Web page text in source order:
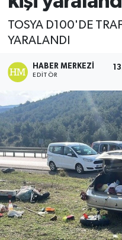
TOSYA D100'DE
YARALANDI
HABER MERKEZI
EDITÖR
Ekonomi